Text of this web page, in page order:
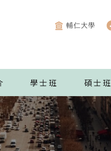
輔仁大學
學士班 碩士班